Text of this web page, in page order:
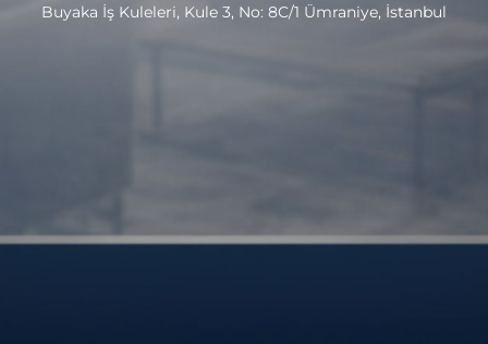
Buyaka İş Kuleleri, Kule 3, No: 8C/1 Ümraniye, İstanbul